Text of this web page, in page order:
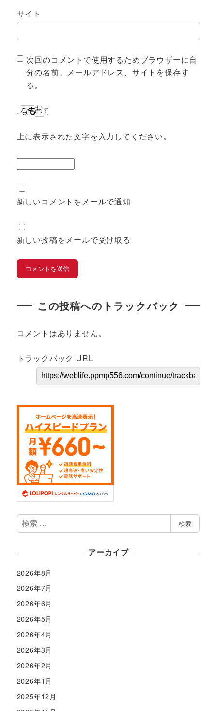
サイト
次回のコメントで使用するためブラウザーに自
分の名前、メールアドレス、サイトを保存す
る。
上に表示された文字を入力してください。
新しいコメントをメールで通知
新しい投稿をメールで受け取る
この投稿へのトラックバック
コメントはありません。
トラックバック URL
検
索
検索
アーカイブ
2026年8月
2026年7月
2026年6月
2026年5月
2026年4月
2026年3月
2026年2月
2026年1月
2025年12月